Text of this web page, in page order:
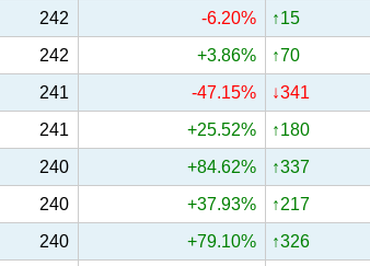
242 -6.20%
↑15
242 +3.86%
↑70
241 -47.15%
↓341
241 +25.52%
↑180
240 +84.62%
↑337
240 +37.93%
↑217
240 +79.10%
↑326